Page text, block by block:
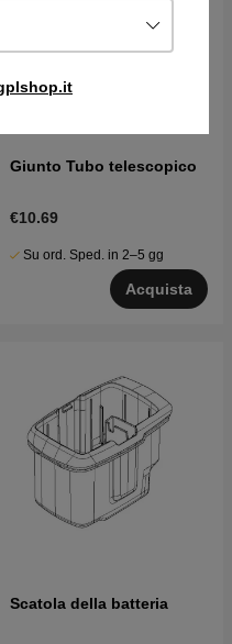
Giunto Tubo telescopico
€10.69
Su ord. Sped. in 2–5 gg
Acquista
Scatola della batteria